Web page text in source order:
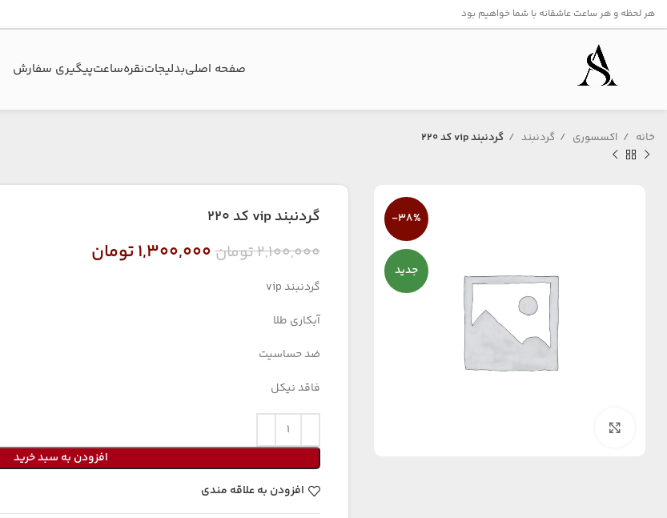
هر لحظه و هر ساعت عاشقانه با شما خواهیم بود
صفحه اصلیبدلیجاتنقرهساعتپیگیری سفارش‌
خانه اکسسوری گردنبند گردنبند vip کد ۲۲۰
-38%
جدید
گردنبند vip کد ۲۲۰
۲,۱۰۰,۰۰۰تومان۱,۳۰۰,۰۰۰تومان
گردنبند vip
آبکاری طلا
ضد حساسیت
فاقد نیکل
افزودن به سبد خرید
افزودن به علاقه مندی